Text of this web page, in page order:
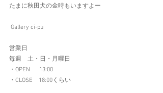
たまに秋田犬の金時もいますよー
Gallery ci-pu
営業日
毎週　土・日・月曜日
・OPEN  　13:00
・CLOSE　18:00くらい